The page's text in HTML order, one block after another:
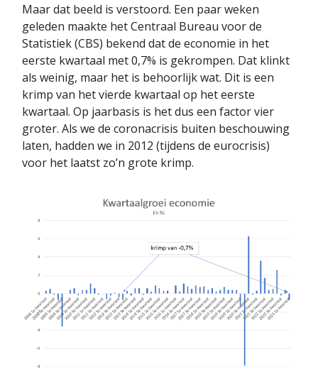
Maar dat beeld is verstoord. Een paar weken
geleden maakte het Centraal Bureau voor de
Statistiek (CBS) bekend dat de economie in het
eerste kwartaal met 0,7% is gekrompen. Dat klinkt
als weinig, maar het is behoorlijk wat. Dit is een
krimp van het vierde kwartaal op het eerste
kwartaal. Op jaarbasis is het dus een factor vier
groter. Als we de coronacrisis buiten beschouwing
laten, hadden we in 2012 (tijdens de eurocrisis)
voor het laatst zo’n grote krimp.